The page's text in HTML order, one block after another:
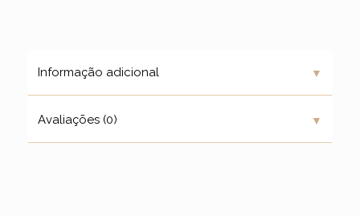
Informação adicional ▼
Avaliações (0) ▼